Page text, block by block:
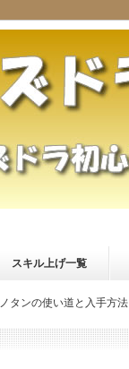
スキル上げ一覧
タンの使い道と入手方法